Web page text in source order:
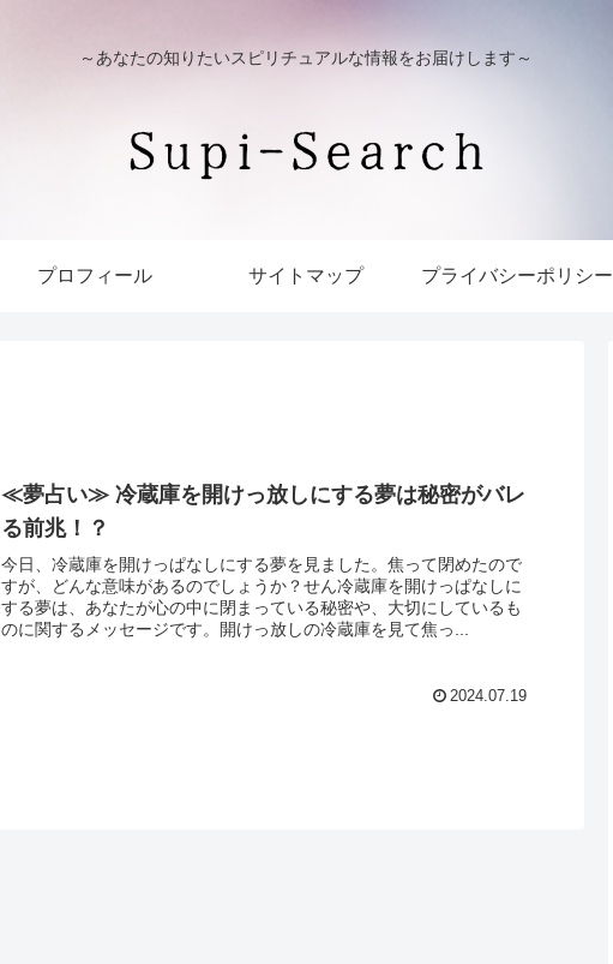
～あなたの知りたいスピリチュアルな情報をお届けします～
プロフィール サイトマップ プライバシーポリシー
≪夢占い≫ 冷蔵庫を開けっ放しにする夢は秘密がバレ
る前兆！？
今日、冷蔵庫を開けっぱなしにする夢を見ました。焦って閉めたので
すが、どんな意味があるのでしょうか？せん冷蔵庫を開けっぱなしに
する夢は、あなたが心の中に閉まっている秘密や、大切にしているも
のに関するメッセージです。開けっ放しの冷蔵庫を見て焦っ...
2024.07.19